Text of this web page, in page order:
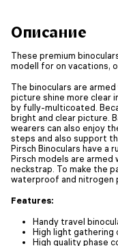
Описание
These premium
modell for on vacations,
The binoculars are
picture shine more clear
by fully-multicoated.
bright and clear picture.
wearers can also enjoy
steps and also support
Pirsch Binoculars have a
Pirsch models are
neckstrap. To make the
waterproof and nitrogen
Features:
Handy travel
High light gathering
High quality phase